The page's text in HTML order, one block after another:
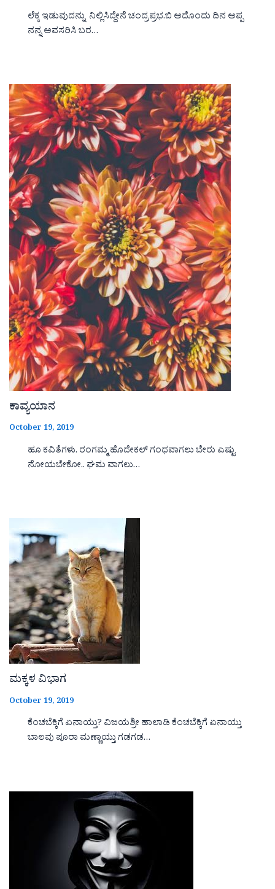
ಲೆಕ್ಕ ಇಡುವುದನ್ನು ನಿಲ್ಲಿಸಿದ್ದೇನೆ ಚಂದ್ರಪ್ರಭ.ಬಿ ಅದೊಂದು ದಿನ ಅಪ್ಪ
ನನ್ನ ಅವಸರಿಸಿ ಬರ…
ಕಾವ್ಯಯಾನ
October 19, 2019
ಹೂ ಕವಿತೆಗಳು. ರಂಗಮ್ಮ ಹೊದೇಕಲ್ ಗಂಧವಾಗಲು ಬೇರು ಎಷ್ಟು
ನೋಯಬೇಕೋ.. ಘಮ ವಾಗಲು…
ಮಕ್ಕಳ ವಿಭಾಗ
October 19, 2019
ಕೆಂಚಬೆಕ್ಕಿಗೆ ಏನಾಯ್ತು? ವಿಜಯಶ್ರೀ ಹಾಲಾಡಿ ಕೆಂಚಬೆಕ್ಕಿಗೆ ಏನಾಯ್ತು
ಬಾಲವು ಪೂರಾ ಮಣ್ಣಾಯ್ತು ಗಡಗಡ…